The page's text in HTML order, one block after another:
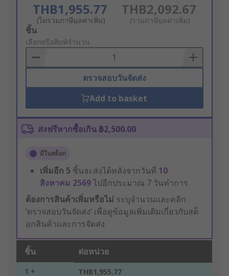
THB1,955.77
(ไม่รวมภาษีมูลค่าเพิ่ม)
THB2,092.67
(รวมภาษีมูลค่าเพิ่ม)
Add
to
Basket
ชิ้น
เลือกหรือพิมพ์จำนวน
ตรวจสอบวันจัดส่ง
Add to basket
ส่งฟรีหากซื้อเกิน ฿2,500.00
มีในสต็อก
เพิ่มอีก 5 ชิ้นจะส่งได้หลังจากวันที่ 10
สิงหาคม 2569ไปอีกประมาณ 7 วันทำการ
ต้องการสินค้าเพิ่มหรือไม่ ระบุจำนวนและคลิก
‘ตรวจสอบวันจัดส่ง’ เพื่อดูข้อมูลเพิ่มเติมเกี่ยวกับสต็
อกสินค้าและการจัดส่ง
ชิ้น ต่อหน่วย
1 + THB1,955.77